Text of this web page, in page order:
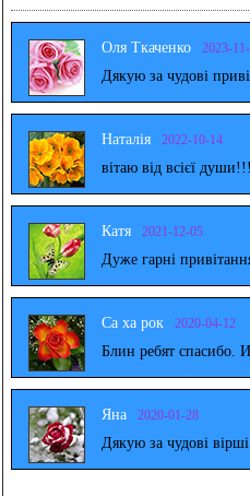
Оля Ткаченко 2023-
Дякую за чудові
Наталія 2022-10-14
вітаю від всієї
Катя 2021-12-05
Дуже гарні
Са ха рок 2020-04-12
Блин ребят спасибо.
Яна 2020-01-28
Дякую за чудові